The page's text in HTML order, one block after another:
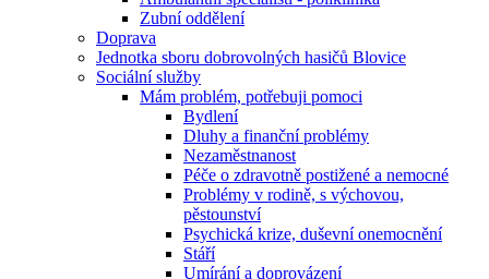
Zubní oddělení
Doprava
Jednotka sboru dobrovolných hasičů Blovice
Sociální služby
Mám problém, potřebuji pomoci
Bydlení
Dluhy a finanční problémy
Nezaměstnanost
Péče o zdravotně postižené a nemocné
Problémy v rodině, s výchovou,
pěstounství
Psychická krize, duševní onemocnění
Stáří
Umírání a doprovázení